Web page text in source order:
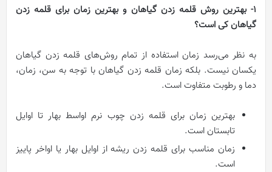
1- بهترین روش قلمه زدن گیاهان و بهترین زمان برای قلمه زدن
گیاهان کی است؟
به نظر می‌رسد زمان استفاده از تمام روش‌های قلمه زدن گیاهان
یکسان نیست. بلکه زمان قلمه زدن گیاهان با توجه به سن، زمان،
دما و رطوبت متفاوت است.
بهترین زمان برای قلمه زدن چوب نرم اواسط بهار تا اوایل
تابستان است.
زمان مناسب برای قلمه زدن ریشه از اوایل بهار یا اواخر پاییز
است.